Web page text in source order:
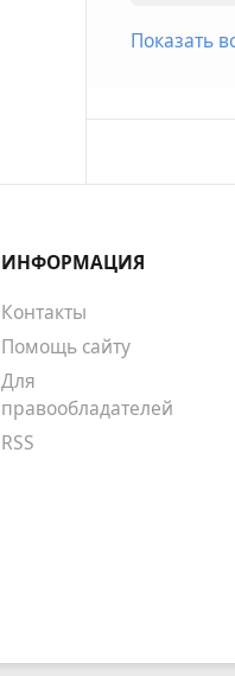
Показать
ИНФОРМАЦИЯ
Контакты
Помощь сайту
Для
правообладателей
RSS